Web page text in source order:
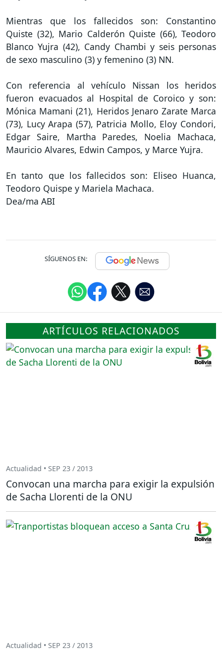
Mientras que los fallecidos son: Constantino
Quiste (32), Mario Calderón Quiste (66), Teodoro
Blanco Yujra (42), Candy Chambi y seis personas
de sexo masculino (3) y femenino (3) NN.
Con referencia al vehículo Nissan los heridos
fueron evacuados al Hospital de Coroico y son:
Mónica Mamani (21), Heridos Jenaro Zarate Marca
(73), Lucy Arapa (57), Patricia Mollo, Eloy Condori,
Edgar Saire, Martha Paredes, Noelia Machaca,
Mauricio Alvares, Edwin Campos, y Marce Yujra.
En tanto que los fallecidos son: Eliseo Huanca,
Teodoro Quispe y Mariela Machaca.
Dea/ma ABI
SÍGUENOS EN:
ARTÍCULOS RELACIONADOS
Actualidad • SEP 23 / 2013
Convocan una marcha para exigir la expulsión
de Sacha Llorenti de la ONU
Actualidad • SEP 23 / 2013